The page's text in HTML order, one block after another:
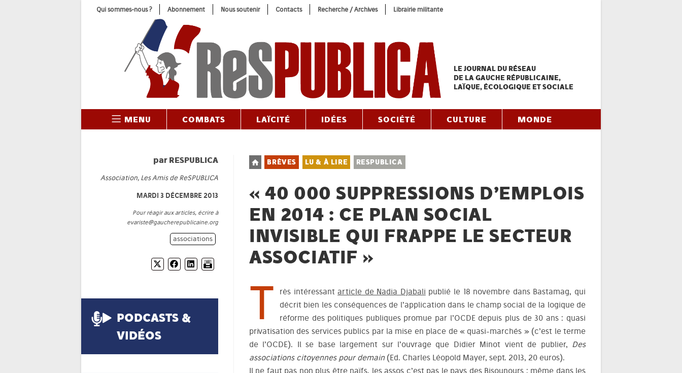
Qui sommes-nous ? Abonnement Nous soutenir Contacts Recherche / Archives Librairie militante
LE JOURNAL DU RÉSEAU
DE LA GAUCHE RÉPUBLICAINE,
LAÏQUE, ÉCOLOGIQUE ET SOCIALE
MENU COMBATS LAÏCITÉ IDÉES SOCIÉTÉ CULTURE MONDE
Post
category:
BRÈVES LU & À LIRE RESPUBLICA
« 40 000 SUPPRESSIONS D’EMPLOIS
EN 2014 : CE PLAN SOCIAL
INVISIBLE QUI FRAPPE LE SECTEUR
ASSOCIATIF »
T rès intéressantarticle de Nadia Djabali publié le 18 novembre dans Bastamag, qui
décrit bien les conséquences de l’application dans le champ social de la logique de
réforme des politiques publiques promue par l’OCDE depuis plus de 30 ans : quasi
privatisation des services publics par la mise en place de « quasi-marchés » (c’est le terme
de l’OCDE). Il se base largement sur l’ouvrage que Didier Minot vient de publier, Des
associations citoyennes pour demain(Ed. Charles Léopold Mayer, sept. 2013, 20 euros).
Il ne faut pas non plus être naïfs, les assos c’est pas le pays des Bisounours ; même dans les
par RESPUBLICA
Association, Les Amis de ReSPUBLICA
MARDI 3 DÉCEMBRE 2013
Pour réagir aux articles, écrire à
evariste@gaucherepublicaine.org
associations
PODCASTS &
VIDÉOS